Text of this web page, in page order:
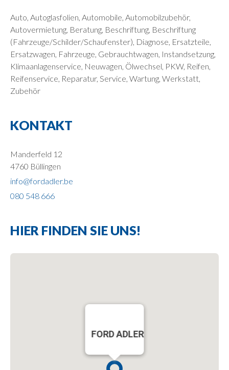
Auto, Autoglasfolien, Automobile, Automobilzubehör,
Autovermietung, Beratung, Beschriftung, Beschriftung
(Fahrzeuge/Schilder/Schaufenster), Diagnose, Ersatzteile,
Ersatzwagen, Fahrzeuge, Gebrauchtwagen, Instandsetzung,
Klimaanlagenservice, Neuwagen, Ölwechsel, PKW, Reifen,
Reifenservice, Reparatur, Service, Wartung, Werkstatt,
Zubehör
KONTAKT
Manderfeld 12
4760 Büllingen
info@fordadler.be
080 548 666
HIER FINDEN SIE UNS!
FORD ADLER